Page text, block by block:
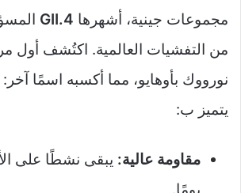
مجموعات جينية، أشهرها GII.4
نورووك بأوهايو، مما أكسبه اسمًا آخر:
يتميز ب:
مقاومة عالية: